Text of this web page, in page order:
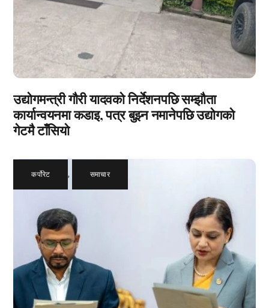
उद्योगमन्त्री गौरी यादवको निर्देशनपछि सम्झौता
कार्यान्वयनमा कडाइ, पत्र बुझ्न नमानेपछि उद्योगको
गेटमै टाँसियो
कर्पोरेट , समाचार